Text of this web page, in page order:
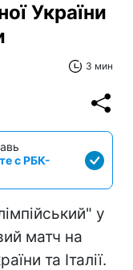
України
3 мин
с РБК-
у
матч на
та Італії.